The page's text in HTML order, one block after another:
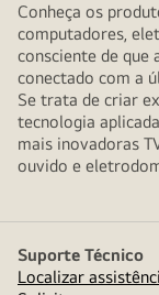
Conheça os
computadores,
consciente de que
conectado com a
Se trata de criar
tecnologia
mais inovadoras
ouvido e
Suporte Técnico
Localizar